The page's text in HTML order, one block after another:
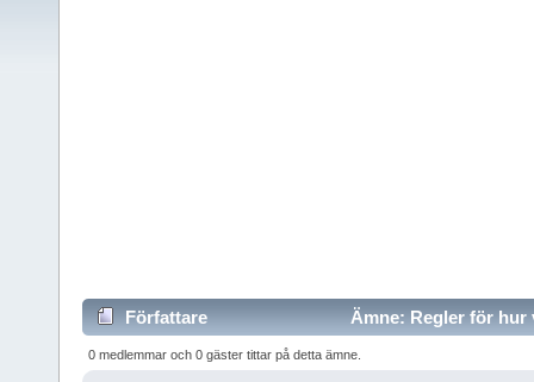
Författare Ämne: Regler för hur
0 medlemmar och 0 gäster tittar på detta ämne.